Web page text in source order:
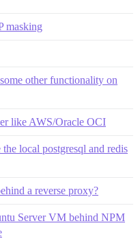
masking
other functionality on
like AWS/Oracle OCI
local postgresql and redis
a reverse proxy?
Server VM behind NPM